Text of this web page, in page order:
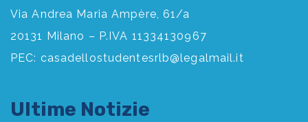
Via Andrea Maria Ampère, 61/a
20131 Milano – P.IVA 11334130967
PEC: casadellostudentesrlb@legalmail.it
Ultime Notizie